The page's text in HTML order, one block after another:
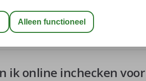
Tagged:online
ik online inchecken